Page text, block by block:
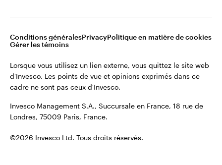
Conditions généralesPrivacyPolitique en matière de cookies
Gérer les témoins
Lorsque vous utilisez un lien externe, vous quittez le site web
d'Invesco. Les points de vue et opinions exprimés dans ce
cadre ne sont pas ceux d'Invesco.
Invesco Management S.A., Succursale en France, 18 rue de
Londres, 75009 Paris, France.
©2026 Invesco Ltd. Tous droits réservés.